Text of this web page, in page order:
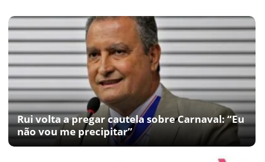
Rui volta a pregar cautela sobre Carnaval: “Eu
não vou me precipitar”